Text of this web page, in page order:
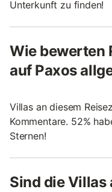
Unterkunft zu finden!
Wie bewerten
auf Paxos
Villas an diesem
Kommentare. 52%
Sternen!
Sind die Villas